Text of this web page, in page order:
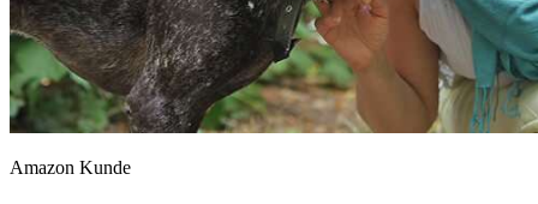
Amazon Kunde